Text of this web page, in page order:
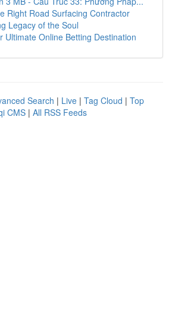
Right Road Surfacing Contractor
Legacy of the Soul
Ultimate Online Betting Destination
Search | Live | Tag Cloud | Top
CMS | All RSS Feeds